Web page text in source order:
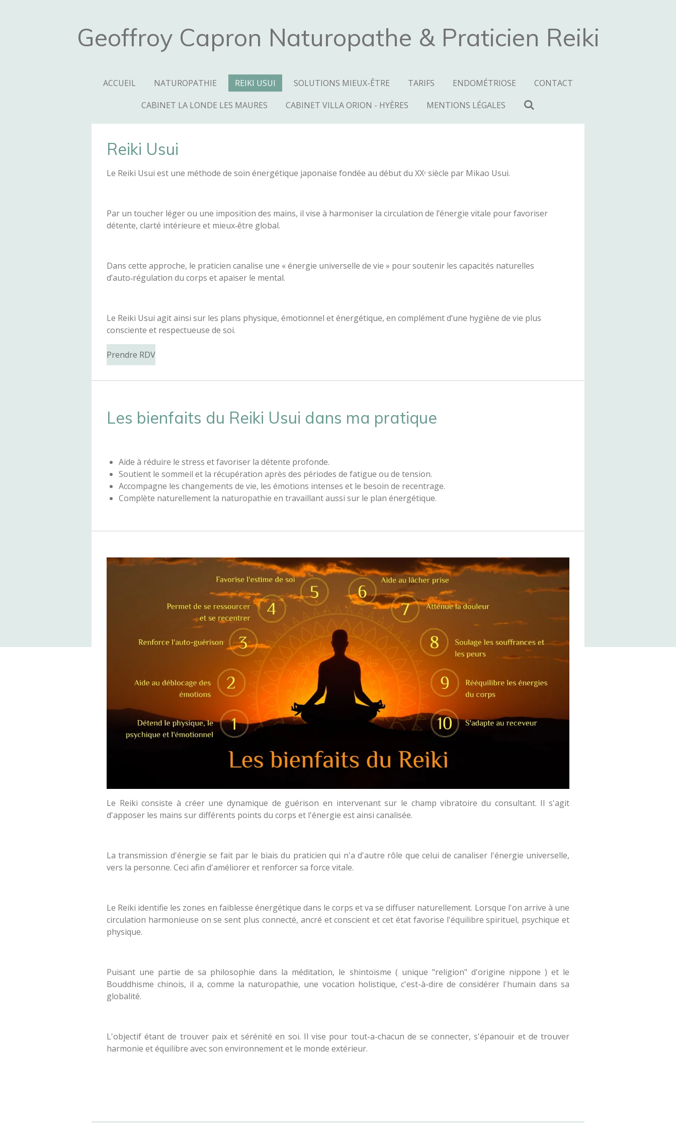
Geoffroy Capron Naturopathe & Praticien Reiki
ACCUEIL NATUROPATHIE REIKI USUI SOLUTIONS MIEUX-ÊTRE TARIFS ENDOMÉTRIOSE
CONTACT
CABINET LA LONDE LES MAURES
CABINET VILLA ORION - HYÈRES MENTIONS LÉGALES
Reiki Usui
Le Reiki Usui est une méthode de soin énergétique japonaise fondée au début du XXᵉ siècle par Mikao Usui.
Par un toucher léger ou une imposition des mains, il vise à harmoniser la circulation de l’énergie vitale pour favoriser
détente, clarté intérieure et mieux‑être global.
Dans cette approche, le praticien canalise une « énergie universelle de vie » pour soutenir les capacités naturelles
d’auto‑régulation du corps et apaiser le mental.
Le Reiki Usui agit ainsi sur les plans physique, émotionnel et énergétique, en complément d’une hygiène de vie plus
consciente et respectueuse de soi.
Prendre RDV
Les bienfaits du Reiki Usui dans ma pratique
Aide à réduire le stress et favoriser la détente profonde.
Soutient le sommeil et la récupération après des périodes de fatigue ou de tension.
Accompagne les changements de vie, les émotions intenses et le besoin de recentrage.
Complète naturellement la naturopathie en travaillant aussi sur le plan énergétique.
Le Reiki consiste à créer une dynamique de guérison en intervenant sur le champ vibratoire du consultant. Il s'agit
d'apposer les mains sur différents points du corps et l'énergie est ainsi canalisée.
La transmission d'énergie se fait par le biais du praticien qui n'a d'autre rôle que celui de canaliser l'énergie universelle,
vers la personne. Ceci afin d'améliorer et renforcer sa force vitale.
Le Reiki identifie les zones en faiblesse énergétique dans le corps et va se diffuser naturellement. Lorsque l'on arrive à une
circulation harmonieuse on se sent plus connecté, ancré et conscient et cet état favorise l'équilibre spirituel, psychique et
physique.
Puisant une partie de sa philosophie dans la méditation, le shintoïsme ( unique "religion" d'origine nippone ) et le
Bouddhisme chinois, il a, comme la naturopathie, une vocation holistique, c'est-à-dire de considérer l'humain dans sa
globalité.
L'objectif étant de trouver paix et sérénité en soi. Il vise pour tout-a-chacun de se connecter, s'épanouir et de trouver
harmonie et équilibre avec son environnement et le monde extérieur.